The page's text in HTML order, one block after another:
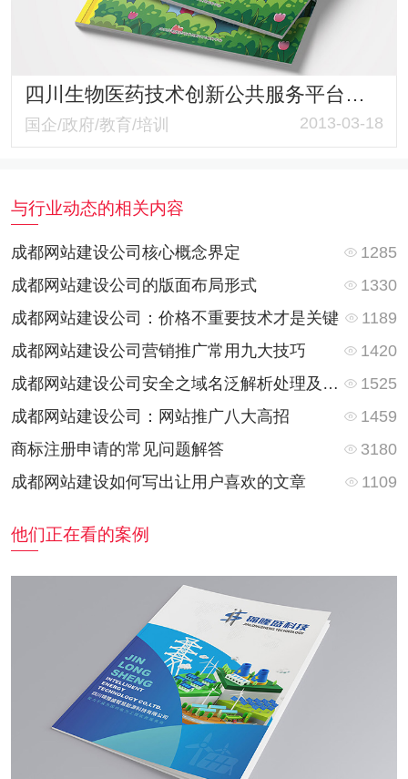
四川生物医药技术创新公共服务平台熊猫小宝创业记Q版招商手册
国企/政府/教育/培训 2013-03-18
与行业动态的相关内容
成都网站建设公司核心概念界定
1285
成都网站建设公司的版面布局形式
1330
成都网站建设公司：价格不重要技术才是关键
1189
成都网站建设公司营销推广常用九大技巧
1420
成都网站建设公司​安全之域名泛解析处理及防护
1525
成都网站建设公司：网站推广八大高招
1459
商标注册申请的常见问题解答
3180
成都网站建设如何写出让用户喜欢的文章
1109
他们正在看的案例